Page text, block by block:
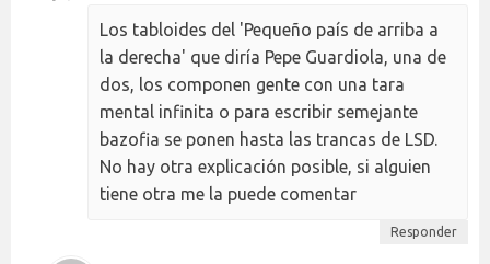
Los tabloides del 'Pequeño país de arriba a
la derecha' que diría Pepe Guardiola, una de
dos, los componen gente con una tara
mental infinita o para escribir semejante
bazofia se ponen hasta las trancas de LSD.
No hay otra explicación posible, si alguien
tiene otra me la puede comentar
Responder